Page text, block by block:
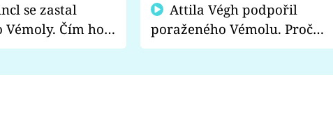
Vémoly. Čím ho
poraženého Vémolu. Proč
chce raději zápasit s ním než